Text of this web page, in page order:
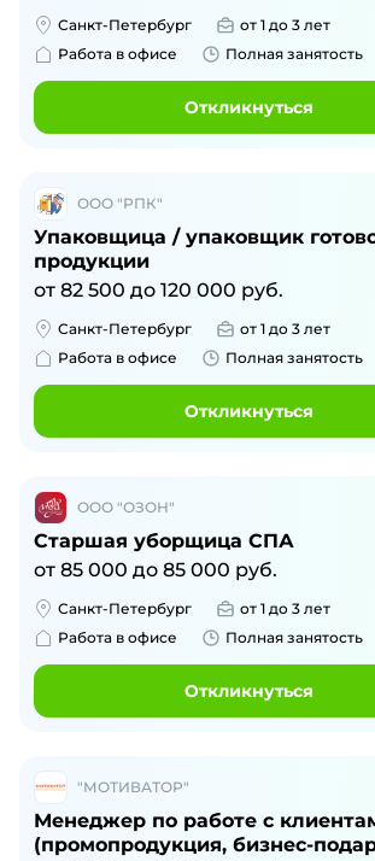
Санкт-Петербург
от 1 до 3 лет
Работа в офисе
Полная занятость
Откликнуться
ООО "РПК"
Упаковщица / упаковщик
продукции
от 82 500 до 120 000 руб.
Санкт-Петербург
от 1 до 3 лет
Работа в офисе
Полная занятость
Откликнуться
ООО "ОЗОН"
Старшая уборщица СПА
от 85 000 до 85 000 руб.
Санкт-Петербург
от 1 до 3 лет
Работа в офисе
Полная занятость
Откликнуться
"МОТИВАТОР"
Менеджер по работе с
(промопродукция, бизнес-